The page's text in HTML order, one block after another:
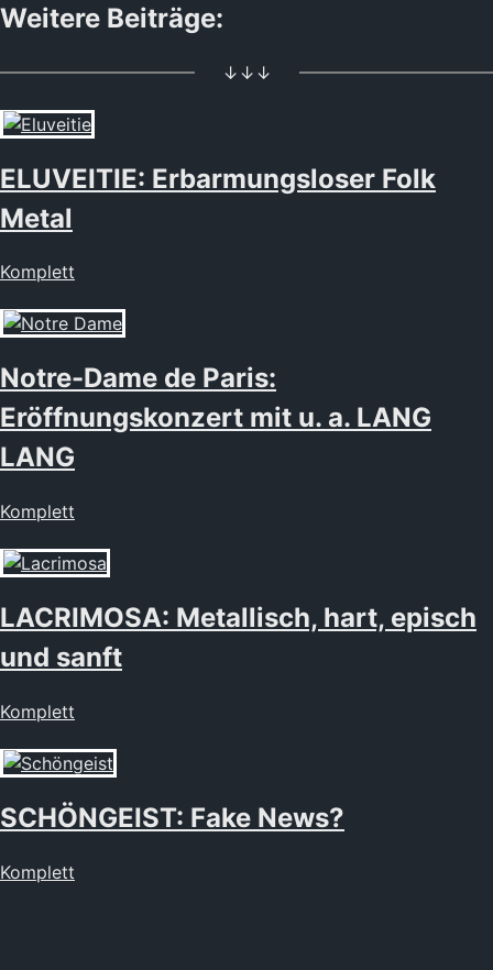
Weitere Beiträge:
↓↓↓
ELUVEITIE: Erbarmungsloser Folk
Metal
Komplett
Notre-Dame de Paris:
Eröffnungskonzert mit u. a. LANG
LANG
Komplett
LACRIMOSA: Metallisch, hart, episch
und sanft
Komplett
SCHÖNGEIST: Fake News?
Komplett